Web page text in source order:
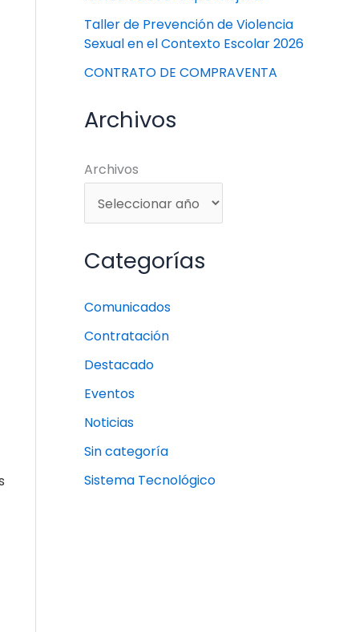
Taller de Prevención de Violencia
Sexual en el Contexto Escolar 2026
CONTRATO DE COMPRAVENTA
Archivos
Archivos
Categorías
Comunicados
Contratación
Destacado
Eventos
Noticias
Sin categoría
Sistema Tecnológico